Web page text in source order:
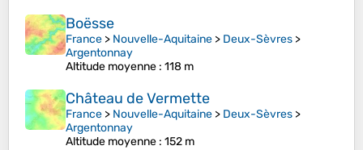
Boësse
France > Nouvelle-Aquitaine > Deux-Sèvres >
Argentonnay
Altitude moyenne : 118 m
Château de Vermette
France > Nouvelle-Aquitaine > Deux-Sèvres >
Argentonnay
Altitude moyenne : 152 m